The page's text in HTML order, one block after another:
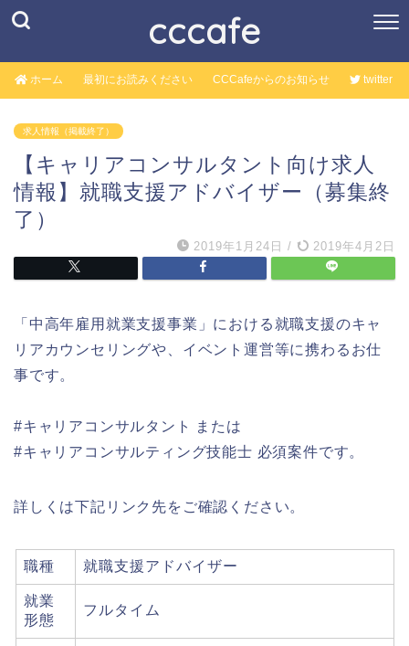
cccafe
ホーム 最初にお読みください CCCafeからのお知らせ twitter
求人情報（掲載終了）
【キャリアコンサルタント向け求人
情報】就職支援アドバイザー（募集終
了）
2019年1月24日 / 2019年4月2日
「中高年雇用就業支援事業」における就職支援のキャ
リアカウンセリングや、イベント運営等に携わるお仕
事です。
#キャリアコンサルタント または
#キャリアコンサルティング技能士 必須案件です。
詳しくは下記リンク先をご確認ください。
職種 就職支援アドバイザー
就業
形態
フルタイム